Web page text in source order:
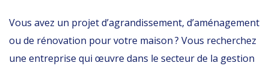
Vous avez un projet d’agrandissement, d’aménagement
ou de rénovation pour votre maison ? Vous recherchez
une entreprise qui œuvre dans le secteur de la gestion